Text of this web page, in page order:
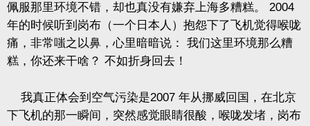
佩服那里环境不错，却也真没有嫌弃上海多糟糕。
2004
年的时候听到岗布（一个日本人）抱怨下了飞机觉得喉咙
痛，非常嗤之以鼻，心里暗暗说：
我们这里环境那么糟
糕，你还来干啥？ 不如折身回去！
我真正体会到空气污染是2007 年从挪威回国，在北京
下飞机的那一瞬间，突然感觉眼睛很酸，喉咙发堵，岗布